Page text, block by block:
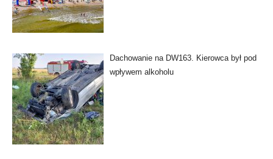
Dachowanie na DW163. Kierowca był pod
wpływem alkoholu